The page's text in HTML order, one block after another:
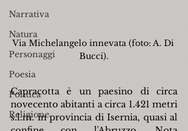
Narrativa
Natura
Personaggi
Poesia
Politica
Religione
Via Michelangelo innevata (foto: A. Di
Bucci).
Capracotta è un paesino di circa
novecento abitanti a circa 1.421 metri
s.l.m. in provincia di Isernia, quasi al